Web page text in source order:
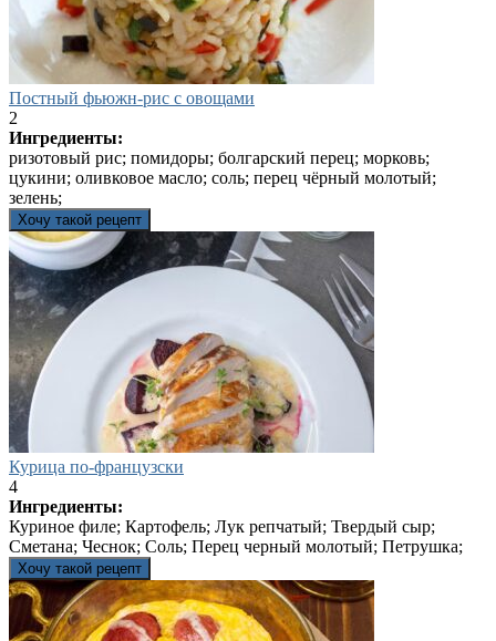
Постный фьюжн-рис с овощами
2
Ингредиенты:
ризотовый рис; помидоры; болгарский перец; морковь;
цукини; оливковое масло; соль; перец чёрный молотый;
зелень;
Хочу такой рецепт
Курица по-французски
4
Ингредиенты:
Куриное филе; Картофель; Лук репчатый; Твердый сыр;
Сметана; Чеснок; Соль; Перец черный молотый; Петрушка;
Хочу такой рецепт